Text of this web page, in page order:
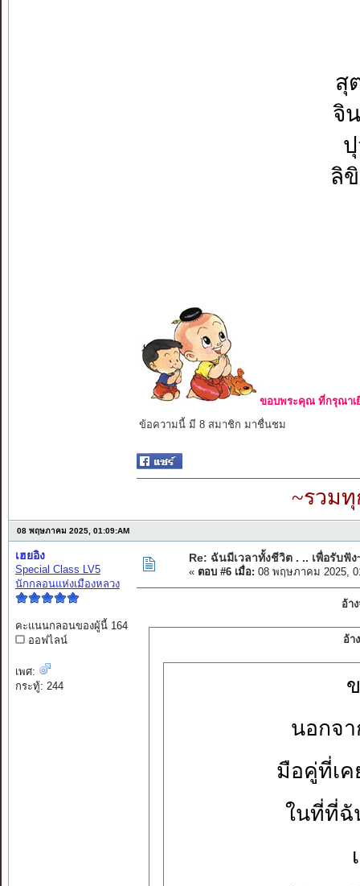
สุ
จิ
ลิ
ขอบพระคุณ ที่กรุณาเ
ข้อความนี้ มี 8 สมาชิก มาชื่นชม
~รวมทุ
08 พฤษภาคม 2025, 01:09:AM
เฮยอิง
Special Class LV5
นักกลอนแห่งเมืองหลวง
คะแนนกลอนของผู้นี้ 164
ออฟไลน์
เพศ:
กระทู้: 244
Re: ฉันมีเวลาทั้งชีวิต . .. เพื่อรับฟัง
« ตอบ #6 เมื่อ: 08 พฤษภาคม 2025,
อ้า
อ้า
นอกจา
มือคู่ที่เ
ในที่ที่ฉั